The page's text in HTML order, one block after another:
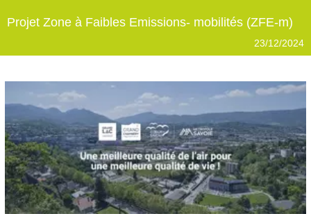
Projet Zone à Faibles Emissions- mobilités (ZFE-m)
23/12/2024